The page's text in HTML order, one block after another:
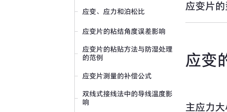
应变片
应变
主应力大
应变、应力和泊松比
应变片的粘结角度误差影响
应变片的粘贴方法与防湿处理
的范例
应变片测量的补偿公式
双线式接线法中的导线温度影
响